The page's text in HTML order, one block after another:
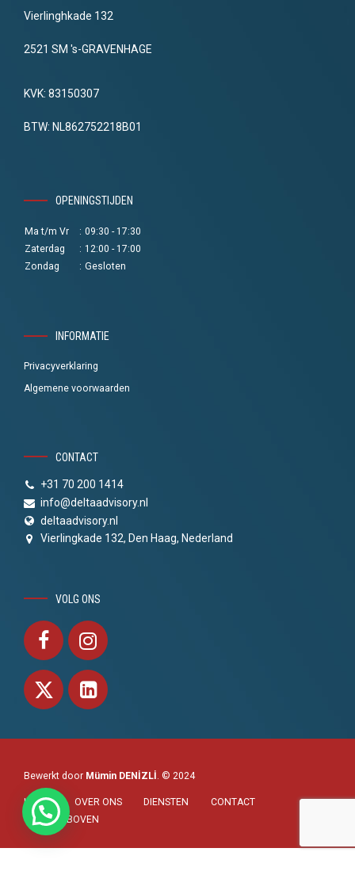
Vierlinghkade 132
2521 SM 's-GRAVENHAGE
KVK: 83150307
BTW: NL862752218B01
OPENINGSTIJDEN
Ma t/m Vr : 09:30 - 17:30
Zaterdag
: 12:00 - 17:00
Zondag
: Gesloten
INFORMATIE
Privacyverklaring
Algemene voorwaarden
CONTACT
+31 70 200 1414
info@deltaadvisory.nl
deltaadvisory.nl
Vierlingkade 132, Den Haag, Nederland
VOLG ONS
Bewerkt door Mümin DENİZLİ. © 2024
HOME OVER ONS DIENSTEN
CONTACT
NAAR BOVEN